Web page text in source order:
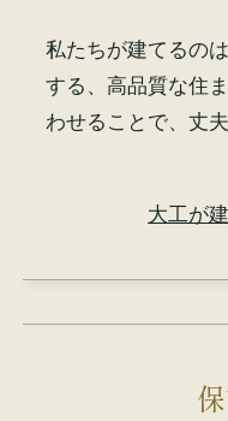
私たちが建てるの
する、高品質な住
わせることで、丈
大工が